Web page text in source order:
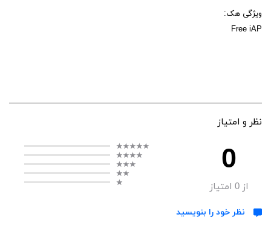
ویژگی هک:
Free iAP
نظر و امتیاز
0
از0 امتیاز
نظر خود را بنویسید